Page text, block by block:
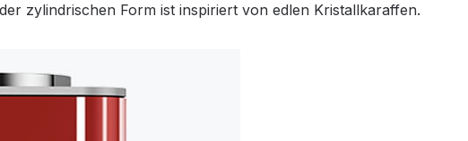
zylindrischen Form ist inspiriert von edlen Kristallkaraffen.